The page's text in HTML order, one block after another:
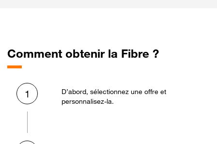
Comment obtenir la Fibre ?
1
D’abord, sélectionnez une offre et
personnalisez-la.